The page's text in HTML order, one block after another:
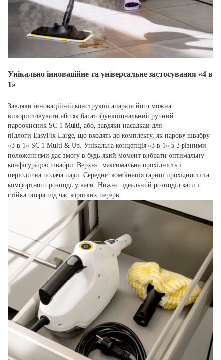
Унікально інноваційне та універсальне застосування «4 в
1»
Завдяки інноваційній конструкції апарата його можна
використовувати або як багатофункціональний ручний
пароочисник SC 1 Multi, або, завдяки насадкам для
підлоги EasyFix Large, що входять до комплекту, як парову швабру
«3 в 1» SC 1 Multi & Up. Унікальна концепція «3 в 1» з 3 різними
положеннями дає змогу в будь-який момент вибрати оптимальну
конфігурацію швабри. Верхнє: максимальна прохідність і
періодична подача пари. Середнє: комбінація гарної прохідності та
комфортного розподілу ваги. Нижнє: ідеальний розподіл ваги і
стійка опора під час коротких перерв.